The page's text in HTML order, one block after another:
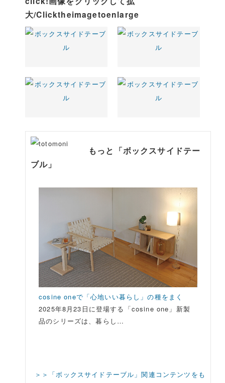
大/Clicktheimagetoenlarge
もっと「ボックスサイドテー
ブル」
cosine oneで「心地いい暮らし」の種をまく
2025年8月23日に登場する「cosine one」新製
品のシリーズは、暮らし…
＞＞「ボックスサイドテーブル」関連コンテンツをも